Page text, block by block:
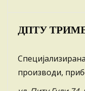
ДПТУ
производи,